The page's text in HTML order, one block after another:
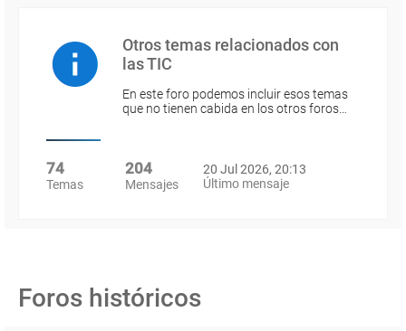
Otros temas relacionados con
las TIC
En este foro podemos incluir esos temas
que no tienen cabida en los otros foros…
74
Temas
204
Mensajes
20 Jul 2026, 20:13
Último mensaje
Foros históricos